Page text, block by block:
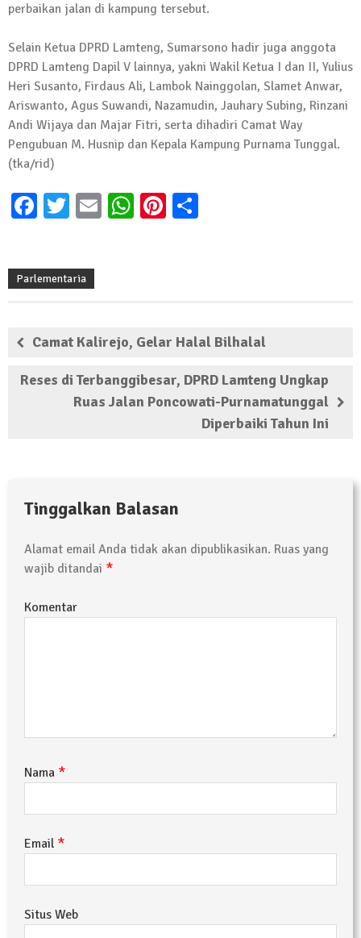
perbaikan jalan di kampung tersebut.
Selain Ketua DPRD Lamteng, Sumarsono hadir juga anggota
DPRD Lamteng Dapil V lainnya, yakni Wakil Ketua I dan II, Yulius
Heri Susanto, Firdaus Ali, Lambok Nainggolan, Slamet Anwar,
Ariswanto, Agus Suwandi, Nazamudin, Jauhary Subing, Rinzani
Andi Wijaya dan Majar Fitri, serta dihadiri Camat Way
Pengubuan M. Husnip dan Kepala Kampung Purnama Tunggal.
(tka/rid)
Facebook
Twitter
EmailWhatsApp
Pinterest
Parlementaria
Camat Kalirejo, Gelar Halal Bilhalal
Reses di Terbanggibesar, DPRD Lamteng Ungkap
Ruas Jalan Poncowati-Purnamatunggal
Diperbaiki Tahun Ini
Tinggalkan Balasan
Alamat email Anda tidak akan dipublikasikan. Ruas yang
wajib ditandai *
Komentar
Nama *
Email *
Situs Web